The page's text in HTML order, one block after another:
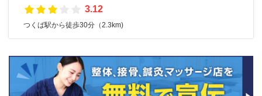
3.12
つくば駅から徒歩30分（2.3km)